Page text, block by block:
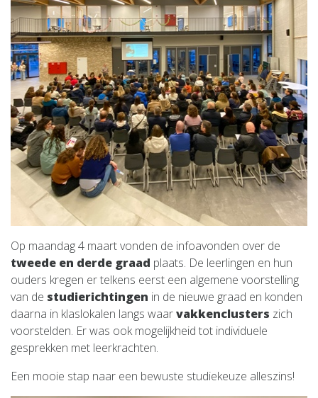
Op maandag 4 maart vonden de infoavonden over de
tweede en derde graad plaats. De leerlingen en hun
ouders kregen er telkens eerst een algemene voorstelling
van de studierichtingen in de nieuwe graad en konden
daarna in klaslokalen langs waarvakkenclusters zich
voorstelden. Er was ook mogelijkheid tot individuele
gesprekken met leerkrachten.
Een mooie stap naar een bewuste studiekeuze alleszins!